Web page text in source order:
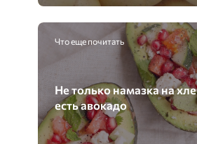
Что еще почитать
Не только намазка на
есть авокадо